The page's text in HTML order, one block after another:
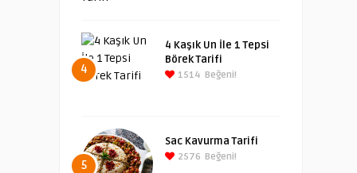
4
4 Kaşık Un İle 1 Tepsi
Börek Tarifi
1514 Beğeni!
5
Sac Kavurma Tarifi
2576 Beğeni!